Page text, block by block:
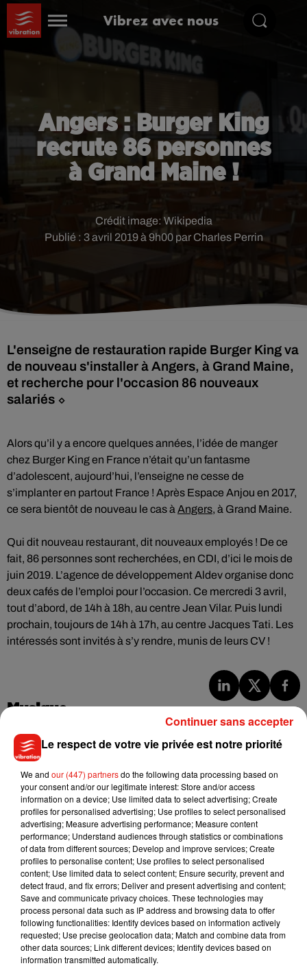
Vibrez avec nous
Angers : Burger King
recrute 86 personnes
à Grand Maine !
Publié : 3 avril 2019 à 9h00 par Charles Perrin
Crédit image: Wikipedia
L'enseigne de restauration rapide Burger King va
de nouveau s'installer à Angers, à Grand Maine,
et recherche pour l'occasion 86 nouveaux
salariés ⬦
Alors qu’il y a encore quelques années, l’idée de manger
chez Burger King en France n’était qu’un fantasme
d’adolescent, aujourd’hui, l’enseigne ne cesse de
s’implanter en partout France ! Après Espace Anjou en 2017,
ce sera bientôt de nouveau le cas à Angers, à Grand Maine.
Qui dit nouveau restaurant, dit nouveaux employés ! De ce
fait, 86 personnes sont recherchées, en CDI, d’ici le mois de
juin 2019. L’agence de développement Aldev organise donc
deux cafés de l’emploi pour l’occasion. Ce mercredi 3 avril,
tout d’abord, de 14h à 18h, au centre Jean Vilar. Puis lundi
prochain, toujours de 14h à 17h, au centre Jacques Tati. Les
intéressés sont invités à s’y rendre, munis de leurs CV !
Musique
7 août 2026
dans son nouveau clip
7 août 2026
Madonna sort enfin le remix de « Love
Sensation » avec Kylie Minogue
7 août 2026
Tayc et Didi B dévoilent le single le plus
dansant de l’année
Le respect de votre vie privée est notre priorité
We and our (447) partnersdo the following data processing based on
your consent and/or our legitimate interest: Store and/or access
information on a device; Use limited data to select advertising; Create
profiles for personalised advertising; Use profiles to select personalised
advertising; Measure advertising performance; Measure content
performance; Understand audiences through statistics or combinations
of data from different sources; Develop and improve services; Create
profiles to personalise content; Use profiles to select personalised
content; Use limited data to select content; Ensure security, prevent and
detect fraud, and fix errors; Deliver and present advertising and content;
Save and communicate privacy choices. These technologies may
process personal data such as IP address and browsing data to offer
following functionalities: Identify devices based on information actively
requested; Use precise geolocation data; Match and combine data from
other data sources; Link different devices; Identify devices based on
information transmitted automatically.
Continuer sans accepter